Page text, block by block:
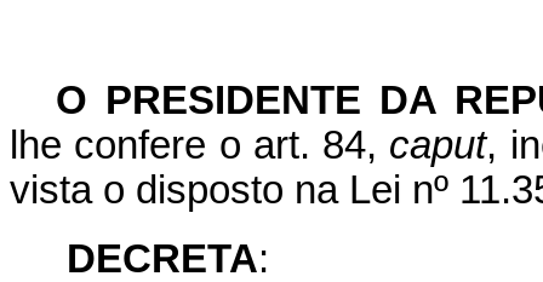
O PRESIDENTE DA
lhe confere o art. 84, caput,
vista o disposto na Lei nº
DECRETA: